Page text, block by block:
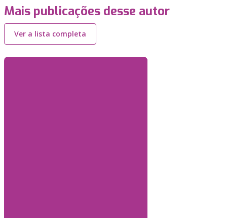
Mais publicações desse autor
Ver a lista completa